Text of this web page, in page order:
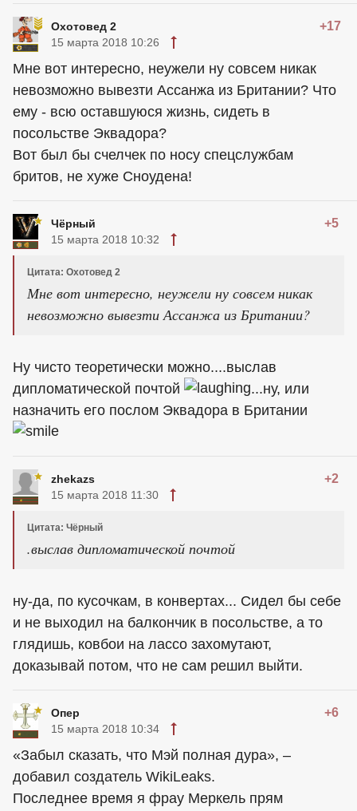
Охотовед 2 +17
15 марта 2018 10:26
Мне вот интересно, неужели ну совсем никак
невозможно вывезти Ассанжа из Британии? Что
ему - всю оставшуюся жизнь, сидеть в
посольстве Эквадора?
Вот был бы счелчек по носу спецслужбам
бритов, не хуже Сноудена!
Чёрный +5
15 марта 2018 10:32
Цитата: Охотовед 2
Мне вот интересно, неужели ну совсем никак
невозможно вывезти Ассанжа из Британии?
Ну чисто теоретически можно....выслав
дипломатической почтой
...ну, или
назначить его послом Эквадора в Британии
zhekazs +2
15 марта 2018 11:30
Цитата: Чёрный
.выслав дипломатической почтой
ну-да, по кусочкам, в конвертах... Сидел бы себе
и не выходил на балкончик в посольстве, а то
глядишь, ковбои на лассо захомутают,
доказывай потом, что не сам решил выйти.
Опер +6
15 марта 2018 10:34
«Забыл сказать, что Мэй полная дура», –
добавил создатель WikiLeaks.
Последнее время я фрау Меркель прям